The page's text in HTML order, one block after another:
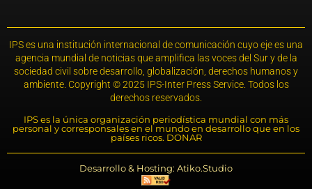
IPS es una institución internacional de comunicación cuyo eje es una
agencia mundial de noticias que amplifica las voces del Sur y de la
sociedad civil sobre desarrollo, globalización, derechos humanos y
ambiente. Copyright © 2025 IPS-Inter Press Service. Todos los
derechos reservados.
IPS es la única organización periodística mundial con más
personal y corresponsales en el mundo en desarrollo que en los
países ricos. DONAR
Desarrollo & Hosting: Atiko.Studio